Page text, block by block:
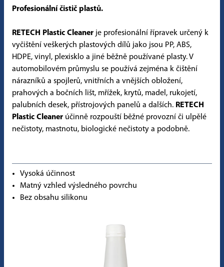
Profesionální čistič plastů.
RETECH Plastic Cleaner je profesionální řípravek určený k
vyčištění veškerých plastových dílů jako jsou PP, ABS,
HDPE, vinyl, plexisklo a jiné běžně používané plasty. V
automobilovém průmyslu se používá zejména k čištění
nárazníků a spojlerů, vnitřních a vnějších obložení,
prahových a bočních lišt, mřížek, krytů, madel, rukojetí,
palubních desek, přístrojových panelů a dalších. RETECH
Plastic Cleaner účinně rozpouští běžné provozní či ulpělé
nečistoty, mastnotu, biologické nečistoty a podobně.
Vysoká účinnost
Matný vzhled výsledného povrchu
Bez obsahu silikonu